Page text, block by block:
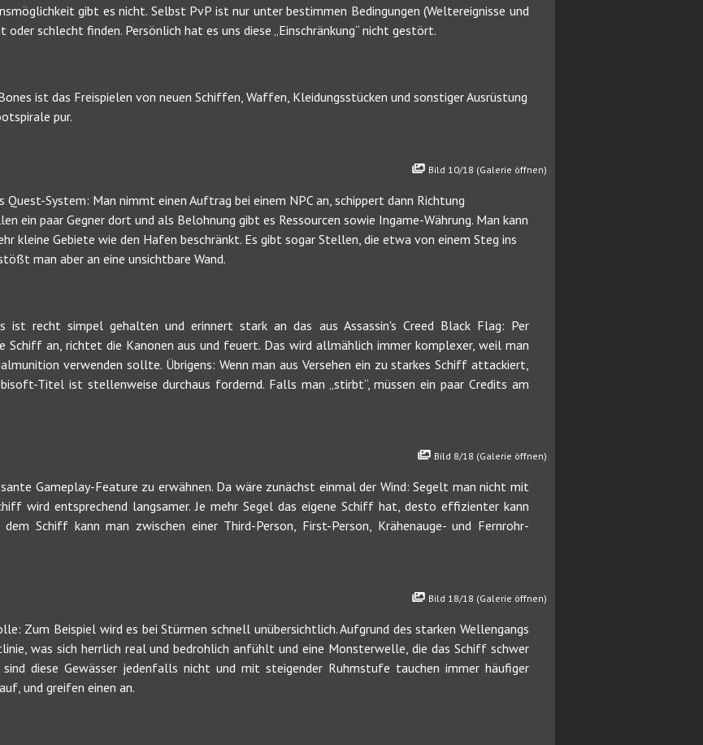
gibt es nicht. Selbst PvP ist nur unter bestimmen Bedingungen (Weltereignisse und
oder schlecht finden. Persönlich hat es uns diese „Einschränkung“ nicht gestört.
ist das Freispielen von neuen Schiffen, Waffen, Kleidungsstücken und sonstiger Ausrüstung
pur.
Bild 10/18 (Galerie öffnen)
System: Man nimmt einen Auftrag bei einem NPC an, schippert dann Richtung
ein paar Gegner dort und als Belohnung gibt es Ressourcen sowie Ingame-Währung. Man kann
kleine Gebiete wie den Hafen beschränkt. Es gibt sogar Stellen, die etwa von einem Steg ins
man aber an eine unsichtbare Wand.
ist recht simpel gehalten und erinnert stark an das aus Assassin's Creed Black Flag: Per
Schiff an, richtet die Kanonen aus und feuert. Das wird allmählich immer komplexer, weil man
verwenden sollte. Übrigens: Wenn man aus Versehen ein zu starkes Schiff attackiert,
Titel ist stellenweise durchaus fordernd. Falls man „stirbt“, müssen ein paar Credits am
Bild 8/18 (Galerie öffnen)
Gameplay-Feature zu erwähnen. Da wäre zunächst einmal der Wind: Segelt man nicht mit
wird entsprechend langsamer. Je mehr Segel das eigene Schiff hat, desto effizienter kann
Schiff kann man zwischen einer Third-Person, First-Person, Krähenauge- und Fernrohr-
Bild 18/18 (Galerie öffnen)
Zum Beispiel wird es bei Stürmen schnell unübersichtlich. Aufgrund des starken Wellengangs
was sich herrlich real und bedrohlich anfühlt und eine Monsterwelle, die das Schiff schwer
sind diese Gewässer jedenfalls nicht und mit steigender Ruhmstufe tauchen immer häufiger
und greifen einen an.